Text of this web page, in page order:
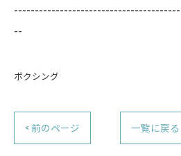
--
ボクシング
< 前のページ 一覧に戻る